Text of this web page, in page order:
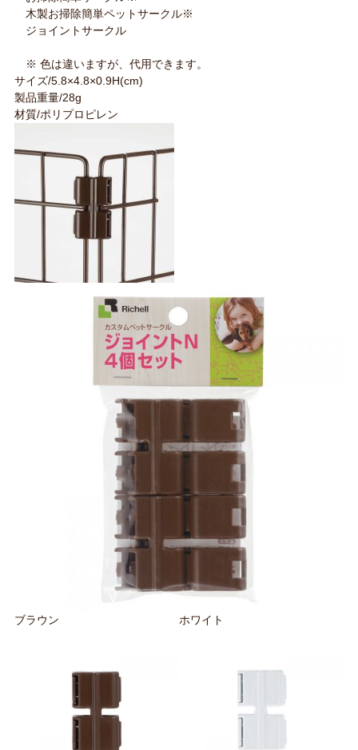
木製お掃除簡単ペットサークル※
ジョイントサークル
※ 色は違いますが、代用できます。
サイズ/5.8×4.8×0.9H(cm)
製品重量/28g
材質/ポリプロピレン
ブラウン ホワイト